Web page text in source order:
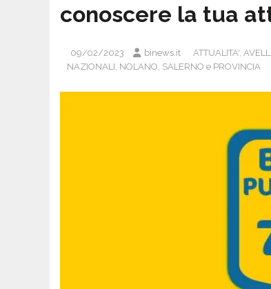
conoscere la tua
09/02/2023 binews.it ATTUALITA'
NAZIONALI NOLANO SALERNO e PROVINCIA